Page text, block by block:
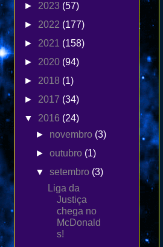
► 2023 (57)
► 2022 (177)
► 2021 (158)
► 2020 (94)
► 2018 (1)
► 2017 (34)
▼ 2016 (24)
► novembro (3)
►outubro (1)
▼setembro (3)
Liga da
Justiça
chega no
McDonald
s!